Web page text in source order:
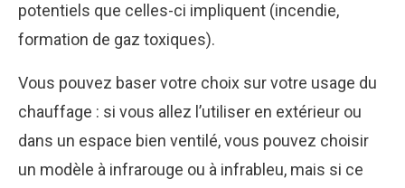
potentiels que celles-ci impliquent (incendie,
formation de gaz toxiques).
Vous pouvez baser votre choix sur votre usage du
chauffage : si vous allez l’utiliser en extérieur ou
dans un espace bien ventilé, vous pouvez choisir
un modèle à infrarouge ou à infrableu, mais si ce